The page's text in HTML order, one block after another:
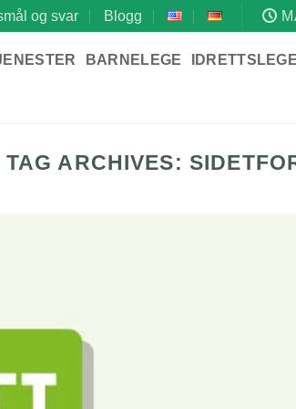
og svar Blogg
BARNELEGE IDRETTSLEGE
TAG ARCHIVES: